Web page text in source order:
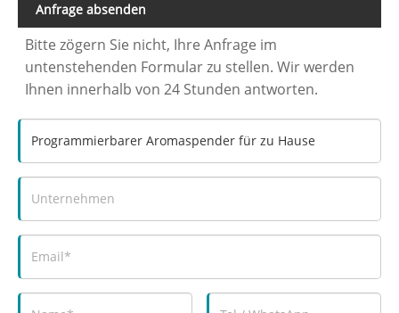
Anfrage absenden
Bitte zögern Sie nicht, Ihre Anfrage im
untenstehenden Formular zu stellen. Wir werden
Ihnen innerhalb von 24 Stunden antworten.